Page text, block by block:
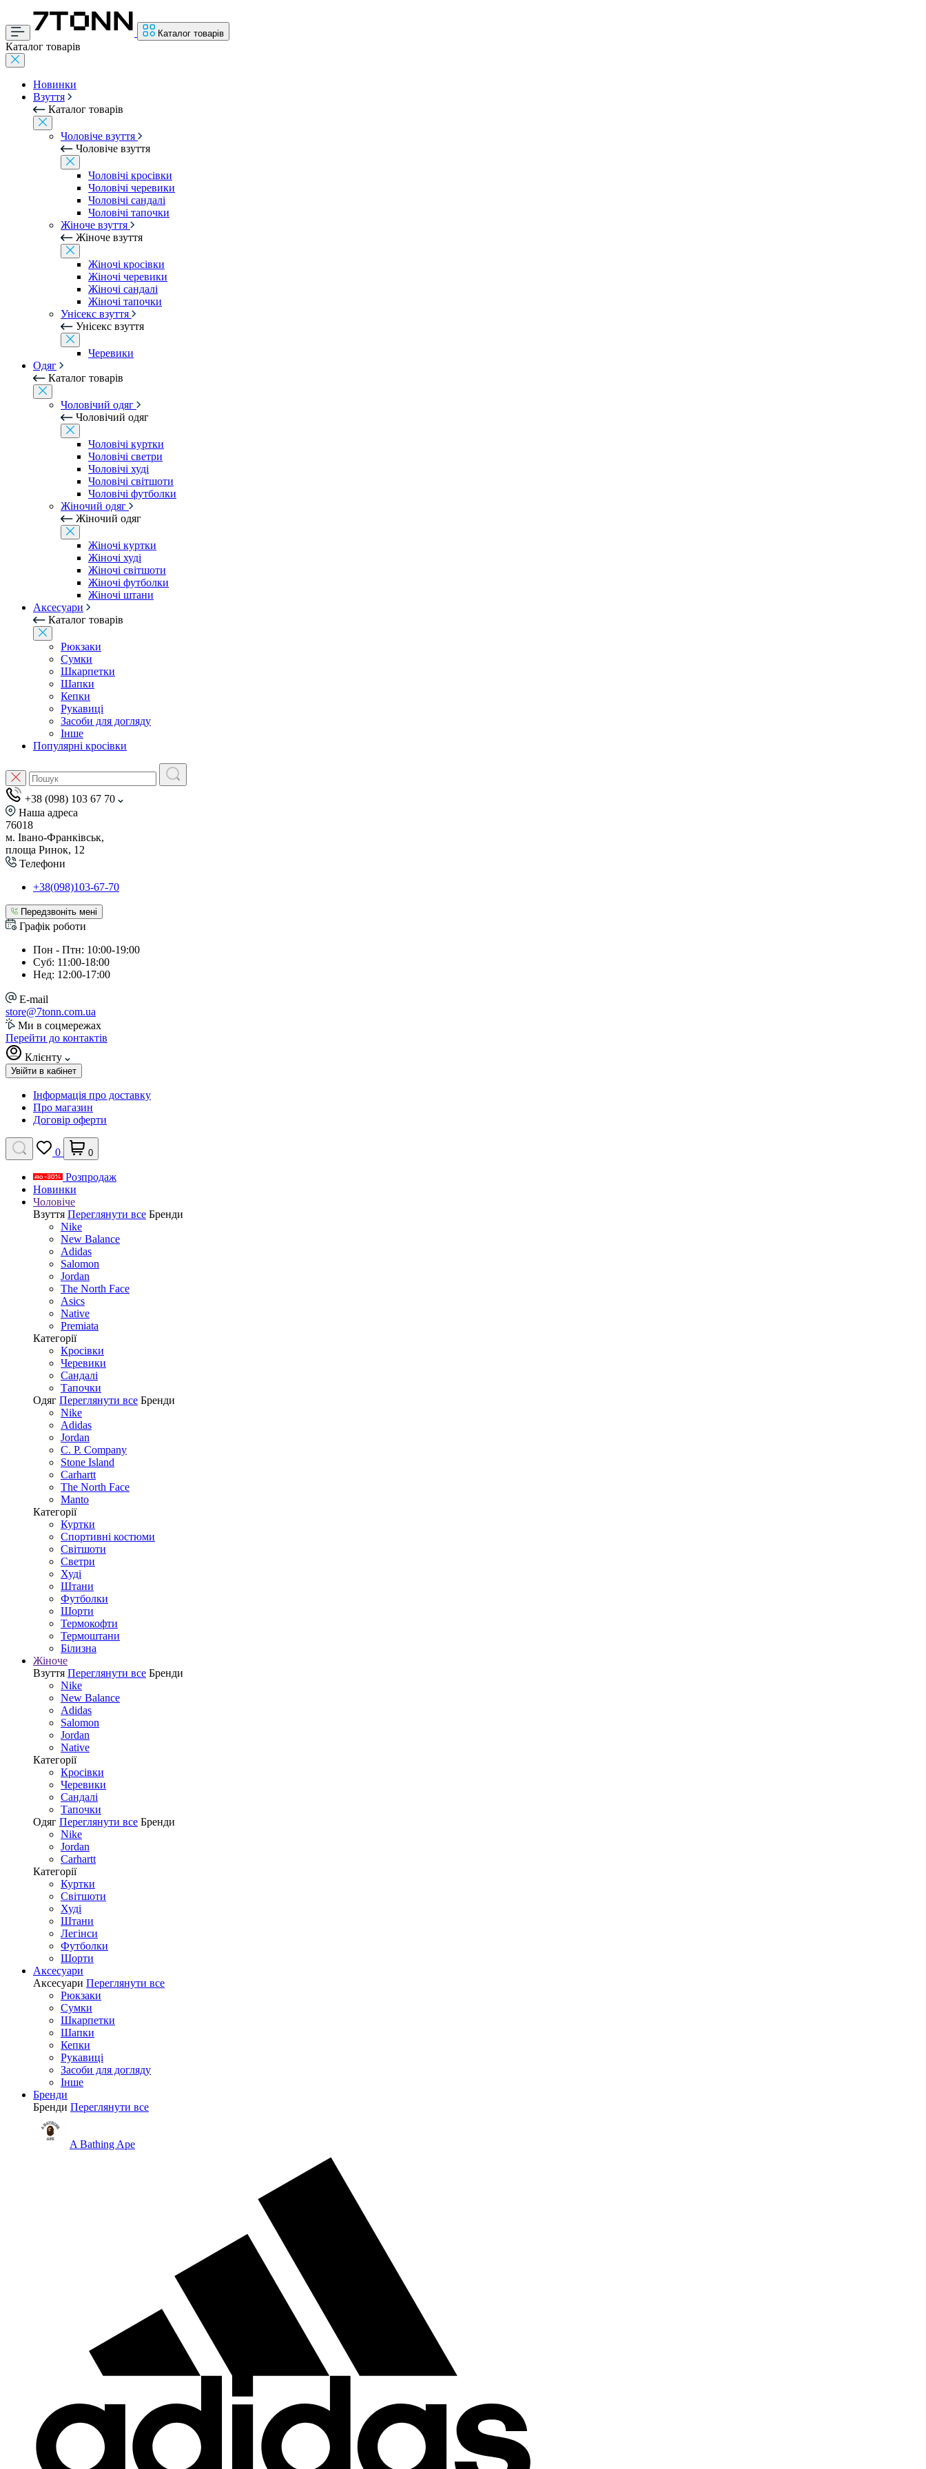
Каталог товарів
Каталог товарів
Новинки
Взуття
Каталог товарів
Чоловіче взуття
Чоловіче взуття
Чоловічі кросівки
Чоловічі черевики
Чоловічі сандалі
Чоловічі тапочки
Жіноче взуття
Жіноче взуття
Жіночі кросівки
Жіночі черевики
Жіночі сандалі
Жіночі тапочки
Унісекс взуття
Унісекс взуття
Черевики
Одяг
Каталог товарів
Чоловічий одяг
Чоловічий одяг
Чоловічі куртки
Чоловічі светри
Чоловічі худі
Чоловічі світшоти
Чоловічі футболки
Жіночий одяг
Жіночий одяг
Жіночі куртки
Жіночі худі
Жіночі світшоти
Жіночі футболки
Жіночі штани
Аксесуари
Каталог товарів
Рюкзаки
Сумки
Шкарпетки
Шапки
Кепки
Рукавиці
Засоби для догляду
Інше
Популярні кросівки
+38 (098) 103 67 70
Наша адреса
76018
м. Івано-Франківськ,
площа Ринок, 12
Телефони
+38(098)103-67-70
Передзвоніть мені
Графік роботи
Пон - Птн: 10:00-19:00
Суб: 11:00-18:00
Нед: 12:00-17:00
E-mail
store@7tonn.com.ua
Ми в соцмережах
Перейти до контактів
Клієнту
Увійти в кабінет
Інформація про доставку
Про магазин
Договір оферти
0 0
Розпродаж
Новинки
Чоловіче
Взуття Переглянути все Бренди
Nike
New Balance
Adidas
Salomon
Jordan
The North Face
Asics
Native
Premiata
Категорії
Кросівки
Черевики
Сандалі
Tапочки
Одяг Переглянути все Бренди
Nike
Adidas
Jordan
C. P. Company
Stone Island
Carhartt
The North Face
Manto
Категорії
Куртки
Спортивні костюми
Світшоти
Светри
Худі
Штани
Футболки
Шорти
Термокофти
Термоштани
Білизна
Жіноче
Взуття Переглянути все Бренди
Nike
New Balance
Adidas
Salomon
Jordan
Native
Категорії
Кросівки
Черевики
Сандалі
Tапочки
Одяг Переглянути все Бренди
Nike
Jordan
Carhartt
Категорії
Куртки
Світшоти
Худі
Штани
Легінси
Футболки
Шорти
Аксесуари
Аксесуари Переглянути все
Рюкзаки
Сумки
Шкарпетки
Шапки
Кепки
Рукавиці
Засоби для догляду
Інше
Бренди
Бренди Переглянути все
A Bathing Ape